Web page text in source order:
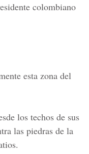
colombiano
esta zona del
los techos de sus
las piedras de la